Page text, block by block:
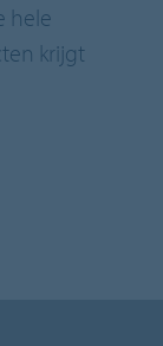
hele
krijgt